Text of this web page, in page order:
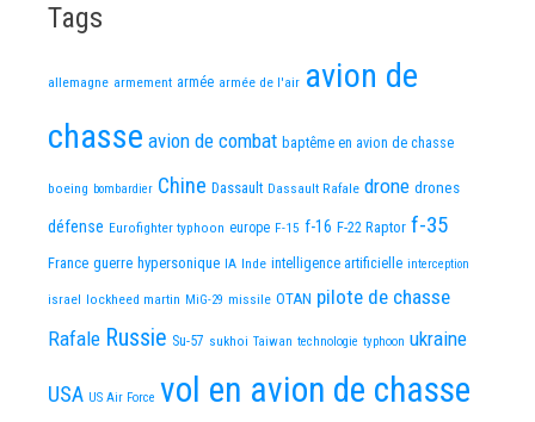
Tags
allemagne armement armée armée de l'air avion de
chasse avion de combat baptême en avion de chasse
boeing bombardier Chine Dassault Dassault Rafale drone drones
défense Eurofighter typhoon europe F-15 f-16 F-22 Raptor f-35
France guerre hypersonique IA Inde intelligence artificielle interception
israel lockheed martin MiG-29 missile OTAN pilote de chasse
Rafale Russie Su-57 sukhoi Taiwan technologie typhoon ukraine
USA US Air Force vol en avion de chasse